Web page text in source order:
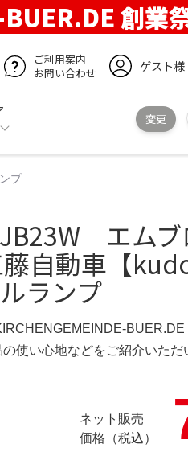
創業
ご利用案内
お問い合わせ
ゲスト様
変更
プ
エム
自動車【
ランプ
BUER.DE
使い心地などをご紹介いただ
ネット販売
価格（税込）